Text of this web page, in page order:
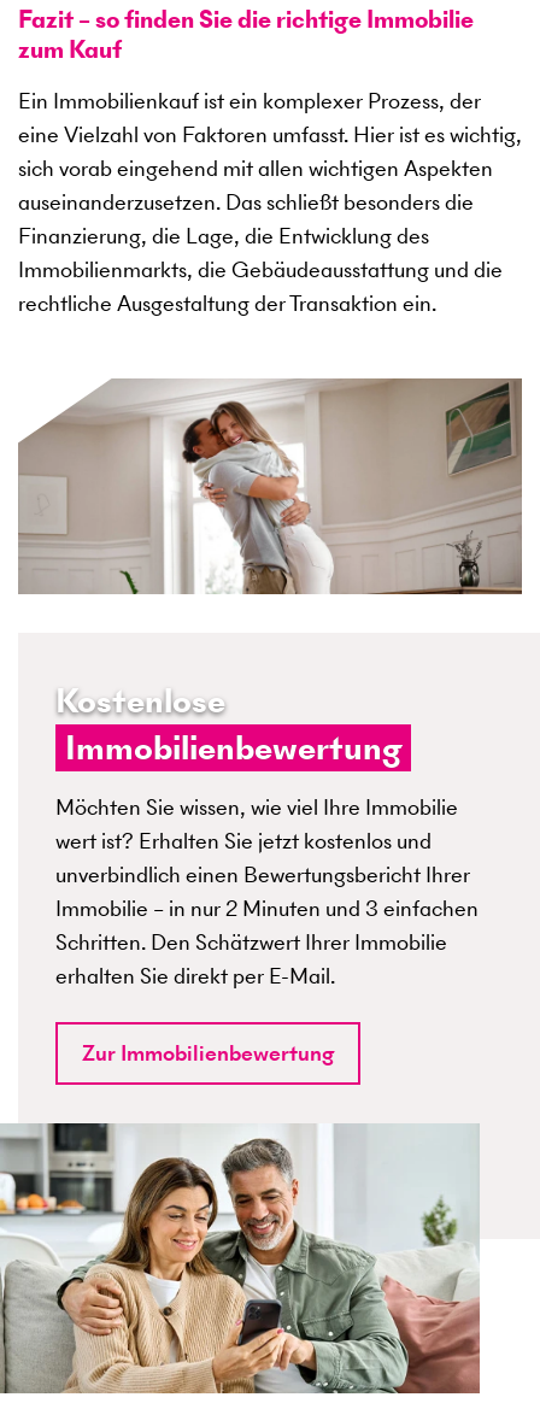
Fazit – so finden Sie die richtige Immobilie
zum Kauf
Ein Immobilienkauf ist ein komplexer Prozess, der
eine Vielzahl von Faktoren umfasst. Hier ist es wichtig,
sich vorab eingehend mit allen wichtigen Aspekten
auseinanderzusetzen. Das schließt besonders die
Finanzierung, die Lage, die Entwicklung des
Immobilienmarkts, die Gebäudeausstattung und die
rechtliche Ausgestaltung der Transaktion ein.
Kostenlose
Immobilienbewertung
Möchten Sie wissen, wie viel Ihre Immobilie
wert ist? Erhalten Sie jetzt kostenlos und
unverbindlich einen Bewertungsbericht Ihrer
Immobilie – in nur 2 Minuten und 3 einfachen
Schritten. Den Schätzwert Ihrer Immobilie
erhalten Sie direkt per E-Mail.
Zur Immobilienbewertung